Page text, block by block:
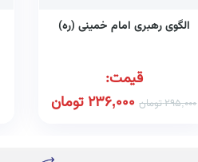
الگوی رهبری امام خمینی (ره)
قیمت:
295,000تومان 236,000تومان